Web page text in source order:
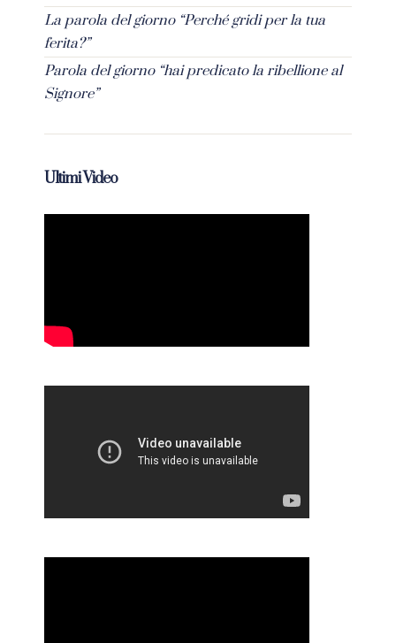
La parola del giorno “Perché gridi per la tua
ferita?”
Parola del giorno “hai predicato la ribellione al
Signore”
Ultimi Video